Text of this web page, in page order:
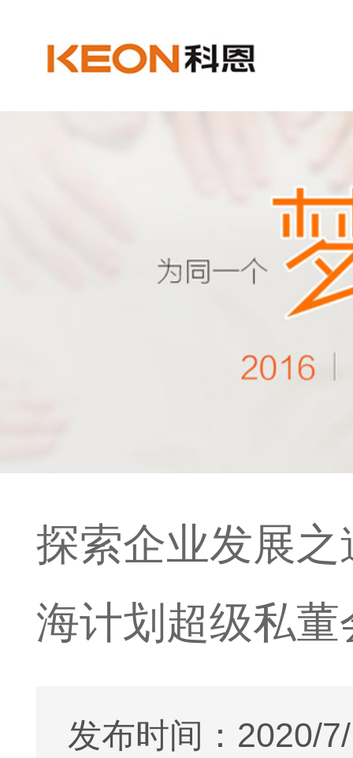
探索企业发展
海计划超级私
发布时间：2020/